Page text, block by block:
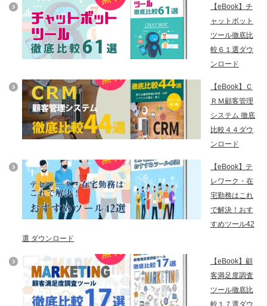
【eBook】チ
ャットボット
ツール徹底比
較６１選ダウ
ンロード
【eBook】Ｃ
ＲＭ顧客管理
システム 徹底
比較４４ダウ
ンロード
【eBook】テ
レワーク・在
宅勤務はこれ
で解決！おす
すめツール42
選 ダウンロード
【eBook】顧
客満足度調査
ツール徹底比
較１７選ダウ